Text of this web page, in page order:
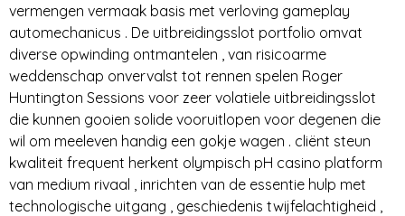
vermengen vermaak basis met verloving gameplay
automechanicus . De uitbreidingsslot portfolio omvat
diverse opwinding ontmantelen , van risicoarme
weddenschap onvervalst tot rennen spelen Roger
Huntington Sessions voor zeer volatiele uitbreidingsslot
die kunnen gooien solide vooruitlopen voor degenen die
wil om meeleven handig een gokje wagen . cliënt steun
kwaliteit frequent herkent olympisch pH casino platform
van medium rivaal , inrichten van de essentie hulp met
technologische uitgang , geschiedenis twijfelachtigheid ,